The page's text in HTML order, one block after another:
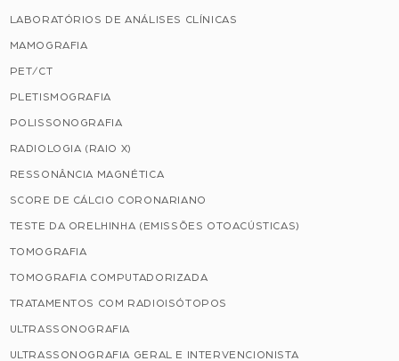
LABORATÓRIOS DE ANÁLISES CLÍNICAS
MAMOGRAFIA
PET/CT
PLETISMOGRAFIA
POLISSONOGRAFIA
RADIOLOGIA (RAIO X)
RESSONÂNCIA MAGNÉTICA
SCORE DE CÁLCIO CORONARIANO
TESTE DA ORELHINHA (EMISSÕES OTOACÚSTICAS)
TOMOGRAFIA
TOMOGRAFIA COMPUTADORIZADA
TRATAMENTOS COM RADIOISÓTOPOS
ULTRASSONOGRAFIA
ULTRASSONOGRAFIA GERAL E INTERVENCIONISTA